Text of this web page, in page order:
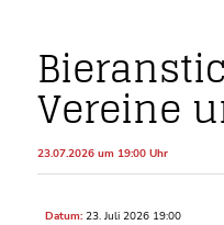
Vereine
23.07.2026 um 19:00 Uhr
Datum: 23. Juli 2026 19:00